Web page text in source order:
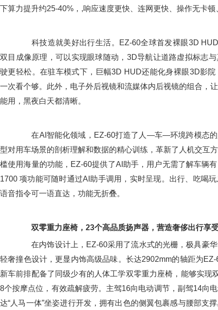
下算力提升约25-40%，,响应速度更快、连网更快、操作无卡
科技造就美好出行生活。EZ-60全球首发裸眼3D
双目成像原理，可以实现眼球随动，3D导航让道路虚拟标志
驶更轻松。在驻车模式下，巨幅3D HUD还能化身裸眼3D影
一次看个够。此外，电子外后视镜和流媒体内后视镜的组合，
能用，黑夜白天都清晰。
在AI智能化领域，EZ-60打造了人—车—环境跨模态的
型对用车场景的剖析理解和数据的精心训练，革新了人机交互
槛使用海量的功能，EZ-60提供了AI助手，用户无需了解车辆
1700 项功能可随时通过AI助手调用，实时呈现。出行、吃喝
语音指令可一语直达，功能无折叠。
双零重力座椅，23个高品质扬声器， 营造奢侈出行享
在内饰设计上，EZ-60采用了流水式的光栅，极具豪华
轻奢撞色设计，更显内饰高级品味。长达2902mm的轴距为
新车前排配备了同级少有的人体工学双零重力座椅，能够实现
8个按摩点位，有效疏解疲劳。主驾16向电动调节，副驾14向
达“人马一体”坐姿进行开发，拥有出色的侧翼包裹感与腰部支